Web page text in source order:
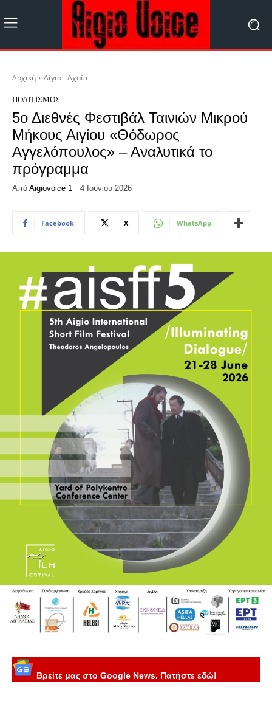
Αρχική Αίγιο - Αχαΐα
ΠΟΛΙΤΙΣΜΌΣ
5ο Διεθνές Φεστιβάλ Ταινιών Μικρού
Μήκους Αιγίου «Θόδωρος
Αγγελόπουλος» – Αναλυτικά το
πρόγραμμα
Από Aigiovoice 1 4 Ιουνίου 2026
Facebook X WhatsApp
Βρείτε μας στο Google News. Πατήστε εδώ!